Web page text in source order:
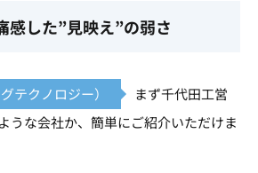
感した”見映え”の弱さ
テクノロジー）
まず千代田工営
うな会社か、簡単にご紹介いただけま